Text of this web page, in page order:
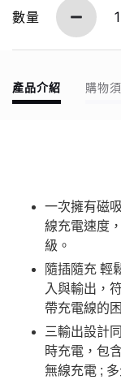
數量 1
產品介紹 購物
一次擁有磁
線充電速度
級。
隨插隨充 輕
入與輸出，
帶充電線的
三輸出設計
時充電，包
無線充電 ;